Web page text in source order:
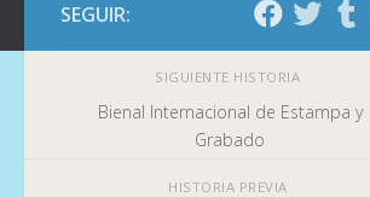
SEGUIR:
SIGUIENTE HISTORIA
Bienal Internacional de Estampa y
Grabado
HISTORIA PREVIA